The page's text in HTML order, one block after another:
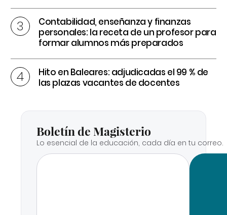
Contabilidad, enseñanza y finanzas
personales: la receta de un profesor para
formar alumnos más preparados
Hito en Baleares: adjudicadas el 99 % de
las plazas vacantes de docentes
Boletín de Magisterio
Lo esencial de la educación, cada día en tu correo.